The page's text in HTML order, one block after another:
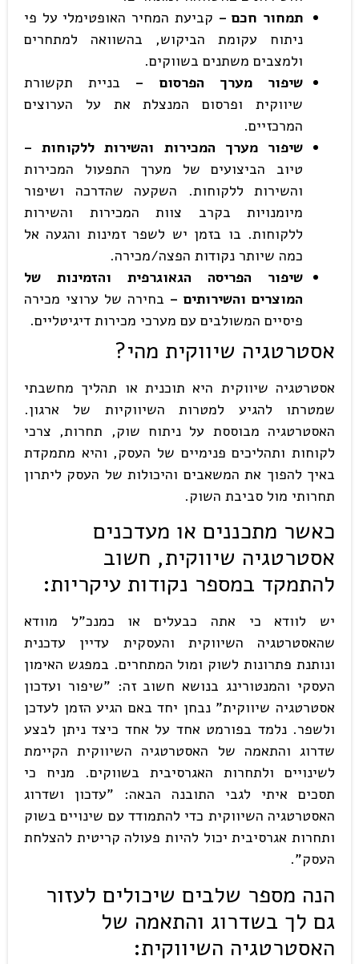
תמחור חכם –קביעת המחיר האופטימלי על פי
ניתוח עקומת הביקוש, בהשוואה למתחרים
ולמצבים משתנים בשווקים.
שיפור מערך הפרסום –בניית תקשורת
שיווקית ופרסום המנצלת את על הערוצים
המרכזיים.
שיפור מערך המכירות והשירות ללקוחות –
טיוב הביצועים של מערך התפעול המכירות
והשירות ללקוחות. השקעה שהדרכה ושיפור
מיומנויות בקרב צוות המכירות והשירות
ללקוחות. בו בזמן יש לשפר זמינות והגעה אל
כמה שיותר נקודות הפצה/מכירה.
שיפור הפריסה הגאוגרפית והזמינות של
המוצרים והשירותים –בחירה של ערוצי מכירה
פיסיים המשולבים עם מערכי מכירות דיגיטליים.
אסטרטגיה שיווקית מהי?
אסטרטגיה שיווקית היא תוכנית או תהליך מחשבתי
שמטרתו להגיע למטרות השיווקיות של ארגון.
האסטרטגיה מבוססת על ניתוח שוק, תחרות, צרכי
לקוחות ותהליכים פנימיים של העסק, והיא מתמקדת
באיך להפוך את המשאבים והיכולות של העסק ליתרון
תחרותי מול סביבת השוק.
כאשר מתכננים או מעדכנים
אסטרטגיה שיווקית, חשוב
להתמקד במספר נקודות עיקריות:
יש לוודא כי אתה כבעלים או כמנכ"ל מוודא
שהאסטרטגיה השיווקית והעסקית עדיין עדכנית
ונותנת פתרונות לשוק ומול המתחרים. במפגש האימון
העסקי והמנטורינג בנושא חשוב זה: "שיפור ועדכון
אסטרטגיה שיווקית" נבחן יחד באם הגיע הזמן לעדכן
ולשפר. נלמד בפורמט אחד על אחד כיצד ניתן לבצע
שדרוג והתאמה של האסטרטגיה השיווקית הקיימת
לשינויים ולתחרות האגרסיבית בשווקים. מניח כי
תסכים איתי לגבי התובנה הבאה: "עדכון ושדרוג
האסטרטגיה השיווקית כדי להתמודד עם שינויים בשוק
ותחרות אגרסיבית יכול להיות פעולה קריטית להצלחת
העסק".
הנה מספר שלבים שיכולים לעזור
גם לך בשדרוג והתאמה של
האסטרטגיה השיווקית: